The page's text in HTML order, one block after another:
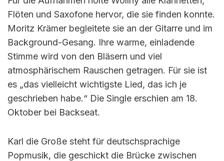
Flöten und Saxofone hervor, die sie finden konnte.
Moritz Krämer begleitete sie an der Gitarre und im
Background-Gesang. Ihre warme, einladende
Stimme wird von den Bläsern und viel
atmosphärischem Rauschen getragen. Für sie ist
es „das vielleicht wichtigste Lied, das ich je
geschrieben habe.“ Die Single erschien am 18.
Oktober bei Backseat.
Karl die Große steht für deutschsprachige
Popmusik, die geschickt die Brücke zwischen